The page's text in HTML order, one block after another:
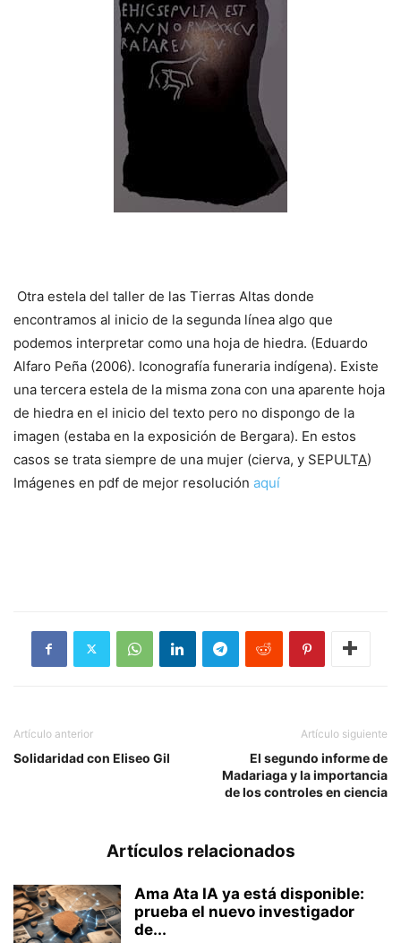
Otra estela del taller de las Tierras Altas donde
encontramos al inicio de la segunda línea algo que
podemos interpretar como una hoja de hiedra. (Eduardo
Alfaro Peña (2006). Iconografía funeraria indígena). Existe
una tercera estela de la misma zona con una aparente hoja
de hiedra en el inicio del texto pero no dispongo de la
imagen (estaba en la exposición de Bergara). En estos
casos se trata siempre de una mujer (cierva, y SEPULTA)
Imágenes en pdf de mejor resolución aquí
Artículo anterior
Solidaridad con Eliseo Gil
Artículo siguiente
El segundo informe de
Madariaga y la importancia
de los controles en ciencia
Artículos relacionados
Ama Ata IA ya está disponible:
prueba el nuevo investigador
de...